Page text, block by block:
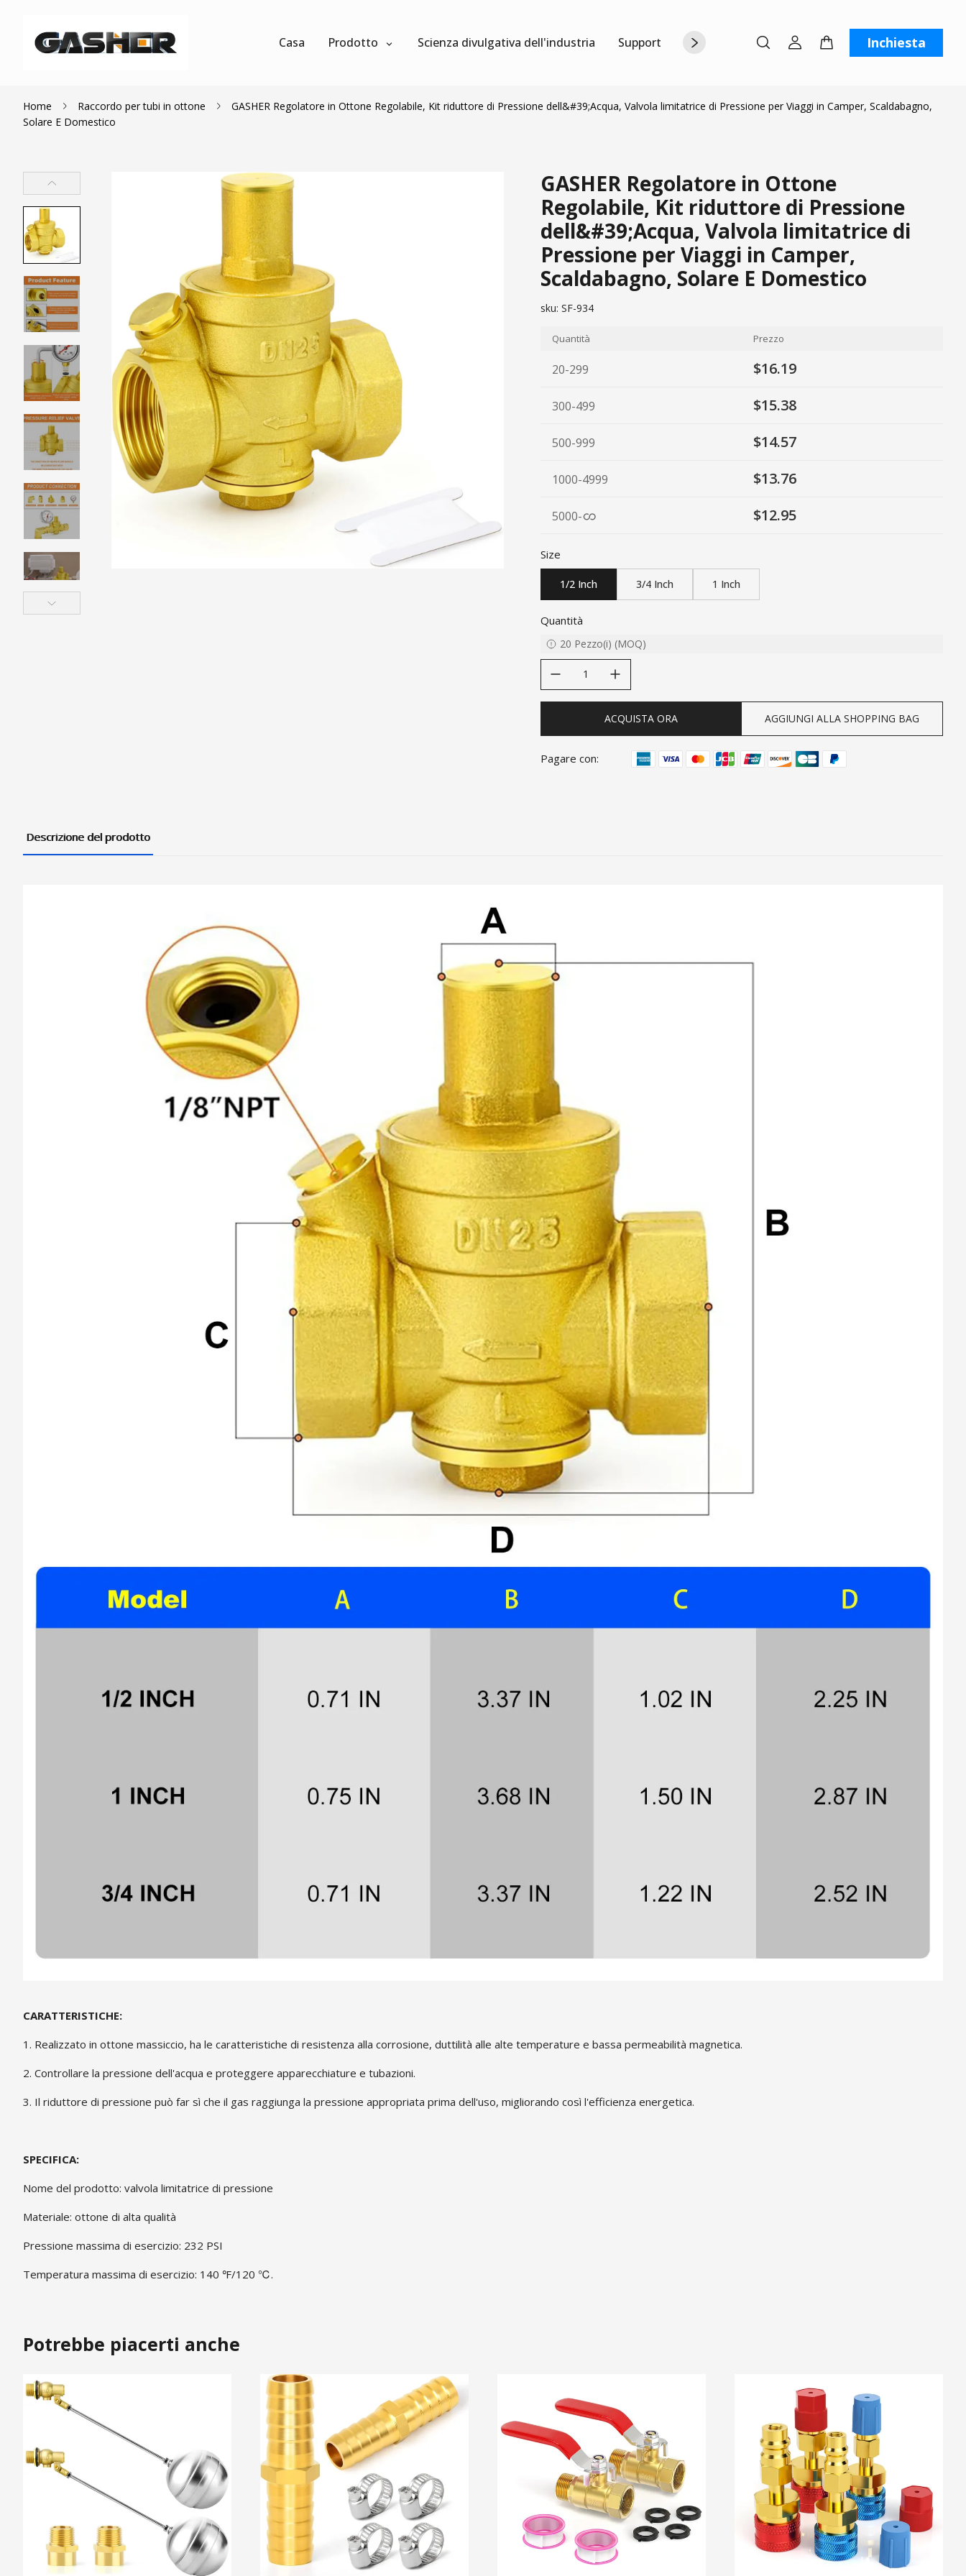
Casa Prodotto Scienza divulgativa dell'industria Supporto Chi siamo Contattaci Inchiesta
Home Raccordo per tubi in ottone
GASHER Regolatore in Ottone Regolabile, Kit riduttore di Pressione dell&#39;Acqua, Valvola limitatrice di Pressione per Viaggi in Camper, Scaldabagno,
Solare E Domestico
GASHER Regolatore in Ottone
Regolabile, Kit riduttore di Pressione
dell&#39;Acqua, Valvola limitatrice di
Pressione per Viaggi in Camper,
Scaldabagno, Solare E Domestico
sku: SF-934
Quantità Prezzo
20-299 $16.19
300-499 $15.38
500-999 $14.57
1000-4999 $13.76
5000- $12.95
Size
1/2 Inch 3/4 Inch 1 Inch
Quantità
20 Pezzo(i) (MOQ)
ACQUISTA ORA AGGIUNGI ALLA SHOPPING BAG
Pagare con:
Descrizione del prodotto
CARATTERISTICHE:
1. Realizzato in ottone massiccio, ha le caratteristiche di resistenza alla corrosione, duttilità alle alte temperature e bassa permeabilità magnetica.
2. Controllare la pressione dell'acqua e proteggere apparecchiature e tubazioni.
3. Il riduttore di pressione può far sì che il gas raggiunga la pressione appropriata prima dell'uso, migliorando così l'efficienza energetica.
SPECIFICA:
Nome del prodotto: valvola limitatrice di pressione
Materiale: ottone di alta qualità
Pressione massima di esercizio: 232 PSI
Temperatura massima di esercizio: 140 ℉/120 ℃.
Potrebbe piacerti anche